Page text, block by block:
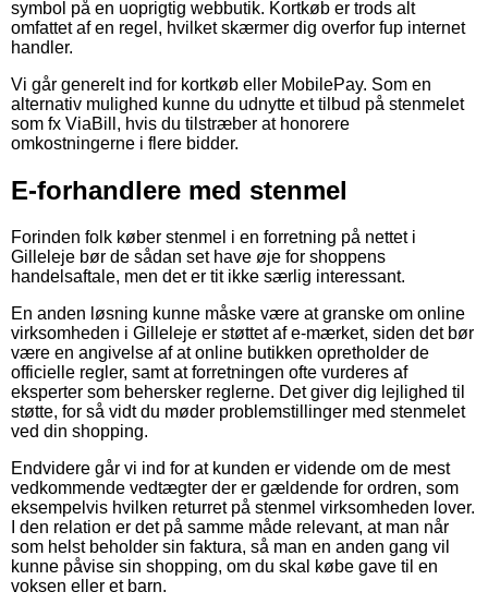
symbol på en uoprigtig webbutik. Kortkøb er trods alt
omfattet af en regel, hvilket skærmer dig overfor fup internet
handler.
Vi går generelt ind for kortkøb eller MobilePay. Som en
alternativ mulighed kunne du udnytte et tilbud på stenmelet
som fx ViaBill, hvis du tilstræber at honorere
omkostningerne i flere bidder.
E-forhandlere med stenmel
Forinden folk køber stenmel i en forretning på nettet i
Gilleleje bør de sådan set have øje for shoppens
handelsaftale, men det er tit ikke særlig interessant.
En anden løsning kunne måske være at granske om online
virksomheden i Gilleleje er støttet af e-mærket, siden det bør
være en angivelse af at online butikken opretholder de
officielle regler, samt at forretningen ofte vurderes af
eksperter som behersker reglerne. Det giver dig lejlighed til
støtte, for så vidt du møder problemstillinger med stenmelet
ved din shopping.
Endvidere går vi ind for at kunden er vidende om de mest
vedkommende vedtægter der er gældende for ordren, som
eksempelvis hvilken returret på stenmel virksomheden lover.
I den relation er det på samme måde relevant, at man når
som helst beholder sin faktura, så man en anden gang vil
kunne påvise sin shopping, om du skal købe gave til en
voksen eller et barn.